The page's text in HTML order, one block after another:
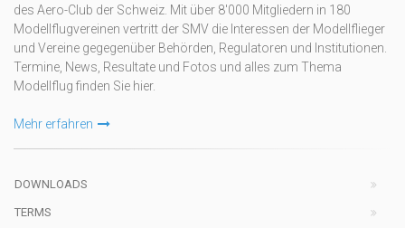
des Aero-Club der Schweiz. Mit über 8'000 Mitgliedern in 180
Modellflugvereinen vertritt der SMV die Interessen der Modellflieger
und Vereine gegegenüber Behörden, Regulatoren und Institutionen.
Termine, News, Resultate und Fotos und alles zum Thema
Modellflug finden Sie hier.
Mehr erfahren
DOWNLOADS
TERMS